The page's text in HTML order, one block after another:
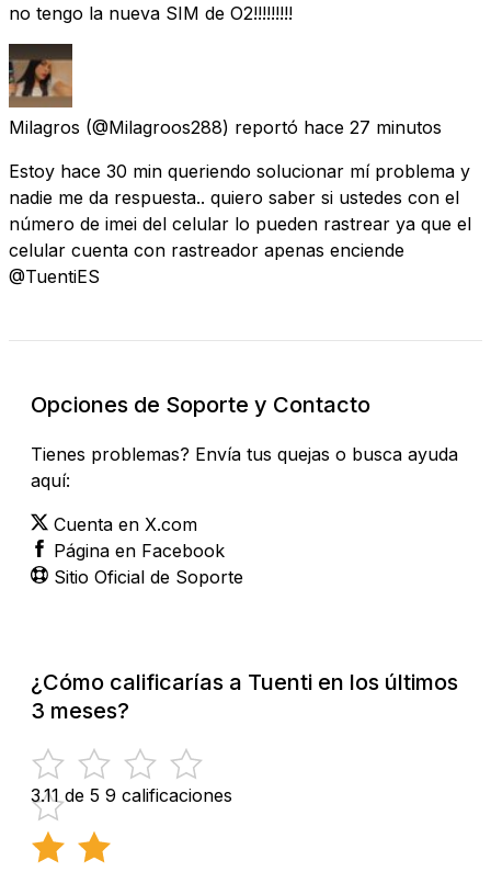
no tengo la nueva SIM de O2!!!!!!!!!
Milagros (@Milagroos288) reportó hace 27 minutos
Estoy hace 30 min queriendo solucionar mí problema y
nadie me da respuesta.. quiero saber si ustedes con el
número de imei del celular lo pueden rastrear ya que el
celular cuenta con rastreador apenas enciende
@TuentiES
Opciones de Soporte y Contacto
Tienes problemas? Envía tus quejas o busca ayuda
aquí:
Cuenta en X.com
Página en Facebook
Sitio Oficial de Soporte
¿Cómo calificarías a Tuenti en los últimos
3 meses?
3.11 de 5 9 calificaciones